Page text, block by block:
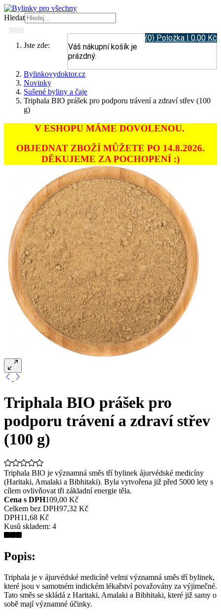
Hledat
(0) Položka | 0,00 Kč
Váš nákupní košík je
prázdný.
Jste zde:
Bylinkovydoktor.cz
Novinky
Sušené byliny a čaje
Triphala BIO prášek pro podporu trávení a zdraví střev (100
g)
V ESHOPU MÁME DOVOLENOU.
OBJEDNAT ZBOŽÍ MŮŽETE PO 14.8.2026.
DĚKUJEME ZA POCHOPENÍ :)
Triphala BIO prášek pro
podporu trávení a zdraví střev
(100 g)
Triphala BIO je významná směs tří bylinek ájurvédské medicíny
(Haritaki, Amalaki a Bibhitaki). Byla vytvořena již před 5000 lety s
cílem ovlivňovat tři základní energie těla.
Cena s DPH109,00 Kč
Celkem bez DPH97,32 Kč
DPH11,68 Kč
Kusů skladem: 4
Popis:
Triphala je v ájurvédské medicíně velmi významná směs tří bylinek,
které jsou v samotném indickém lékařství považovány za výjimečné.
Tato směs se skládá z Haritaki, Amalaki a Bibhitaki, které již samy o
sobě mají významné účinky.